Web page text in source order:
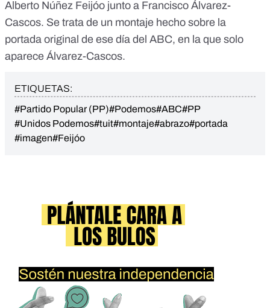
Alberto Núñez Feijóo junto a Francisco Álvarez-
Cascos. Se trata de un montaje hecho sobre la
portada original de ese día del ABC, en la que solo
aparece Álvarez-Cascos.
ETIQUETAS:
#Partido Popular (PP)#Podemos#ABC#PP
#Unidos Podemos#tuit#montaje#abrazo#portada
#imagen#Feijóo